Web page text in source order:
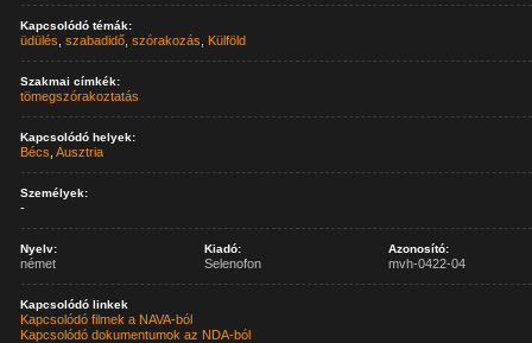
Kapcsolódó témák:
üdülés ,szabadidő ,szórakozás Külföld
Szakmai címkék:
tömegszórakoztatás
Kapcsolódó helyek:
Bécs ,Ausztria
Személyek:
-
Nyelv:
német
Kiadó:
Selenofon
Azonosító:
mvh-0422-04
Kapcsolódó linkek
Kapcsolódó filmek a NAVA-ból
Kapcsolódó dokumentumok az NDA-ból